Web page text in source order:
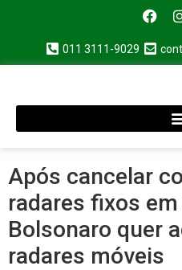
011 3111-9029
Após cancelar
radares fixos
Bolsonaro quer
radares móveis